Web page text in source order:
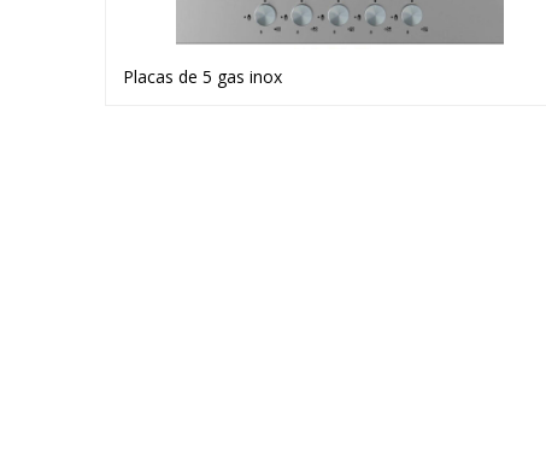
Placas de 5 gas inox